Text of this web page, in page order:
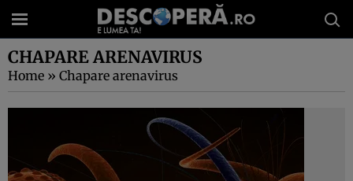
CHAPARE ARENAVIRUS
Home » Chapare arenavirus